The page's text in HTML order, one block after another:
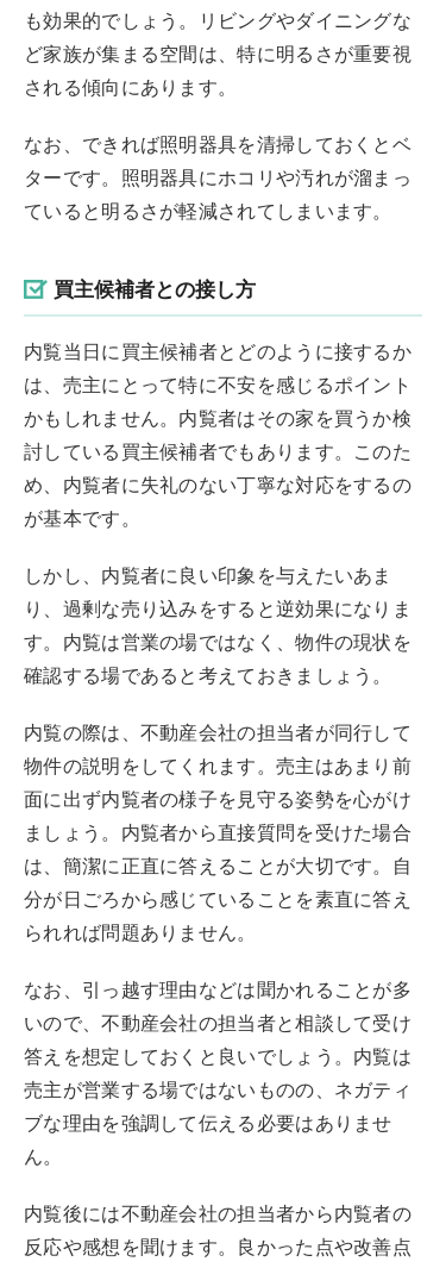
も効果的でしょう。リビングやダイニングな
ど家族が集まる空間は、特に明るさが重要視
される傾向にあります。
なお、できれば照明器具を清掃しておくとベ
ターです。照明器具にホコリや汚れが溜まっ
ていると明るさが軽減されてしまいます。
買主候補者との接し方
内覧当日に買主候補者とどのように接するか
は、売主にとって特に不安を感じるポイント
かもしれません。内覧者はその家を買うか検
討している買主候補者でもあります。このた
め、内覧者に失礼のない丁寧な対応をするの
が基本です。
しかし、内覧者に良い印象を与えたいあま
り、過剰な売り込みをすると逆効果になりま
す。内覧は営業の場ではなく、物件の現状を
確認する場であると考えておきましょう。
内覧の際は、不動産会社の担当者が同行して
物件の説明をしてくれます。売主はあまり前
面に出ず内覧者の様子を見守る姿勢を心がけ
ましょう。内覧者から直接質問を受けた場合
は、簡潔に正直に答えることが大切です。自
分が日ごろから感じていることを素直に答え
られれば問題ありません。
なお、引っ越す理由などは聞かれることが多
いので、不動産会社の担当者と相談して受け
答えを想定しておくと良いでしょう。内覧は
売主が営業する場ではないものの、ネガティ
ブな理由を強調して伝える必要はありませ
ん。
内覧後には不動産会社の担当者から内覧者の
反応や感想を聞けます。良かった点や改善点